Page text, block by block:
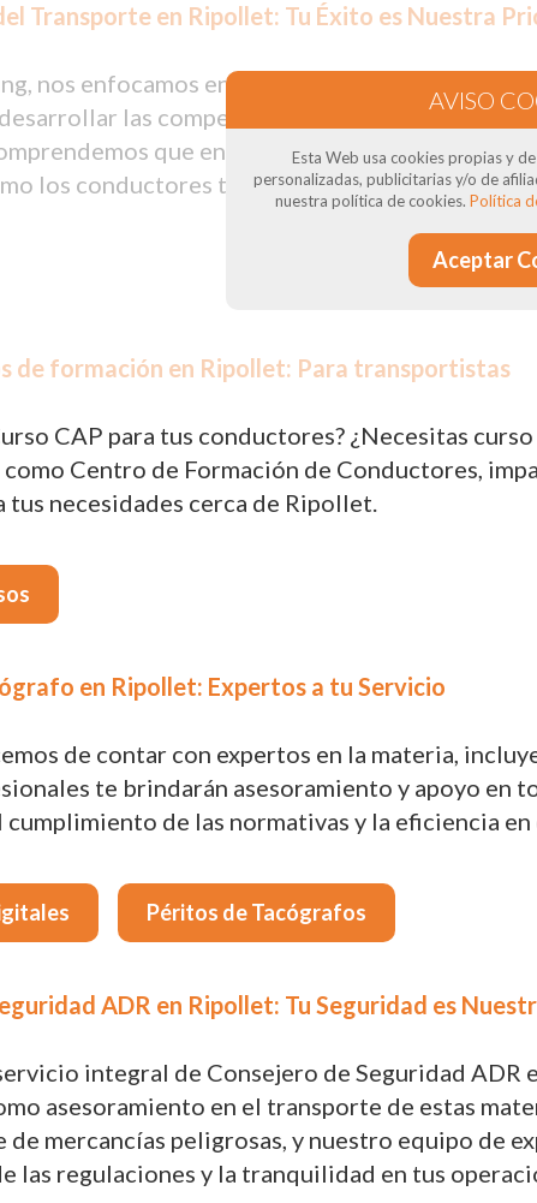
Transporte en Ripollet: Tu Éxito es Nuestra
nos enfocamos en proporcionar servicios de
las competencias profesionales del
que en ocasiones pueden surgir
los conductores tienen derecho a
de formación en Ripollet: Para transportistas
CAP para tus conductores? ¿Necesitas
Centro de Formación de Conductores,
tus necesidades cerca de Ripollet.
en Ripollet: Expertos a tu Servicio
de contar con expertos en la materia,
te brindarán asesoramiento y apoyo en
de las normativas y la eficiencia
Péritos de Tacógrafos
ADR en Ripollet: Tu Seguridad es
integral de Consejero de Seguridad
asesoramiento en el transporte de estas
mercancías peligrosas, y nuestro equipo de
las regulaciones y la tranquilidad en tus
Esta Web usa cookies propias y
personalizadas, publicitarias y/o de
nuestra política de cookies. Política
Aceptar